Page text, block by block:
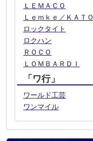
ＬＥＭＡＣＯ
Ｌｅｍｋｅ／ＫＡＴＯ
ロックタイト
ロクハン
ＲＯＣＯ
ＬＯＭＢＡＲＤＩ
「ワ行」
ワールド工芸
ワンマイル